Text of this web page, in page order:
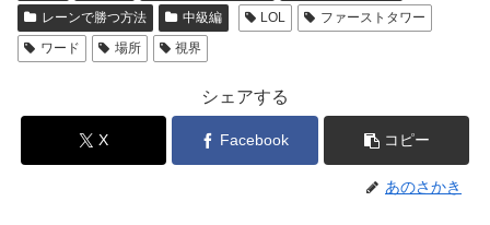
レーンで勝つ方法
中級編 LOL
ファーストタワー
ワード
場所 視界
シェアする
X Facebook コピー
あのさかき